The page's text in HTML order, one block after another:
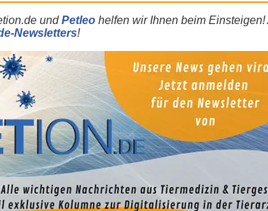
undPetleo helfen wir Ihnen beim
Newsletters!